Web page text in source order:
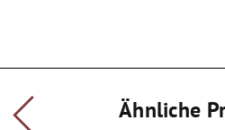
Ähnliche